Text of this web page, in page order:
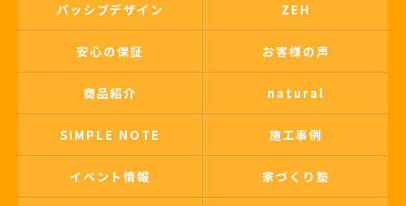
パッシブデザイン ZEH
安心の保証 お客様の声
商品紹介 natural
SIMPLE NOTE 施工事例
イベント情報 家づくり塾